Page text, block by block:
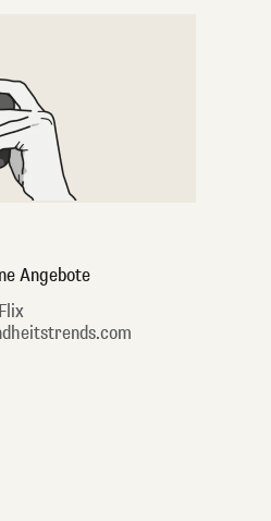
Angebote